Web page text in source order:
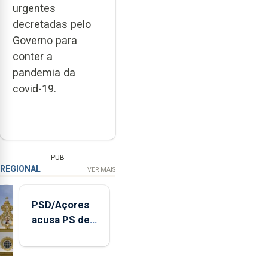
urgentes
decretadas pelo
Governo para
conter a
pandemia da
covid-19.
PUB
REGIONAL VER MAIS
PSD/Açores
acusa PS de
contraditória"